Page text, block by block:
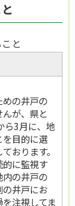
と
の井戸の
が、県と
ら3月に、地
目的に選
おります。
に監視す
の井戸の
の井戸にお
注視してま